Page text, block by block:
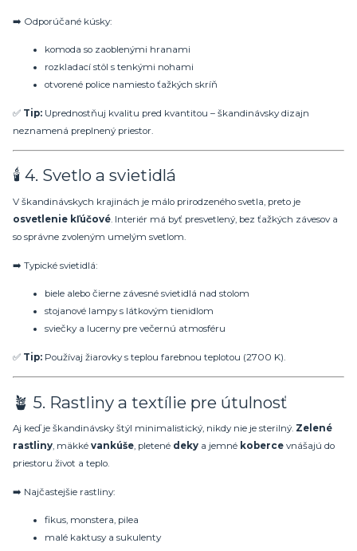
➡️ Odporúčané kúsky:
komoda so zaoblenými hranami
rozkladací stôl s tenkými nohami
otvorené police namiesto ťažkých skríň
✅ Tip: Uprednostňuj kvalitu pred kvantitou – škandinávsky dizajn
neznamená preplnený priestor.
🕯️ 4. Svetlo a svietidlá
V škandinávskych krajinách je málo prirodzeného svetla, preto je
osvetlenie kľúčové. Interiér má byť presvetlený, bez ťažkých závesov a
so správne zvoleným umelým svetlom.
➡️ Typické svietidlá:
biele alebo čierne závesné svietidlá nad stolom
stojanové lampy s látkovým tienidlom
sviečky a lucerny pre večernú atmosféru
✅ Tip: Používaj žiarovky s teplou farebnou teplotou (2700 K).
🪴 5. Rastliny a textílie pre útulnosť
Aj keď je škandinávsky štýl minimalistický, nikdy nie je sterilný. Zelené
rastliny, mäkké vankúše, pletené deky a jemné koberce vnášajú do
priestoru život a teplo.
➡️ Najčastejšie rastliny:
fikus, monstera, pilea
malé kaktusy a sukulenty